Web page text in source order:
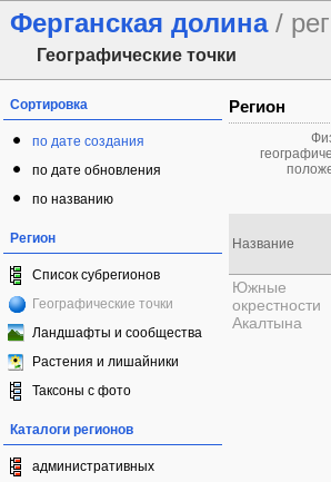
Ферганская долина/
Географические точки
Сортировка
по дате создания
по дате обновления
по названию
Регион
Список субрегионов
Географические точки
Ландшафты и сообщества
Растения и лишайники
Таксоны с фото
Каталоги регионов
административных
Регион
Название
Южные
окрестности
Акалтына